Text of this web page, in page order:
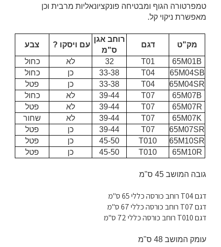
טמפרטורה הגוף ומבטיחה פונקציונאליות מרבית וכן
מאפשרת ניקוי קל.
מק"ט דגם
רוחב אגן
ס"מ
עם ויסקו ?
צבע
65M01B
T01
32 לא
כחול
65M04SB
T04
33-38 כן
כחול
65M04SR
T04
33-38 כן
פטל
65M07B
T07
39-44 לא
כחול
65M07R
T07
39-44 לא
פטל
65M07K
T07
39-44 לא
שחור
65M07SR
T07
39-44 כן
פטל
65M10SR
T010
45-50 כן
פטל
65M10R
T010
45-50 כן פטל
גובה המושב 45 ס"מ
דגם T04 רוחב כורסה כללי 65 ס"מ
דגם T07 רוחב כורסה כללי 67 ס"מ
דגם T010 רוחב כורסה כללי 72 ס"מ
עומק המושב 48 ס"מ